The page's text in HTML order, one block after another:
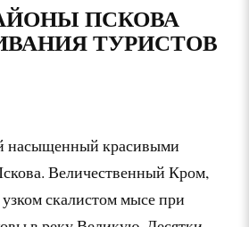
ПСКОВА
ТУРИСТОВ
насыщенный красивыми
Величественный Кром,
скалистом мысе при